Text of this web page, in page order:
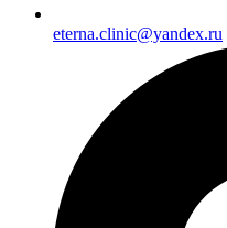
eterna.clinic@yandex.ru